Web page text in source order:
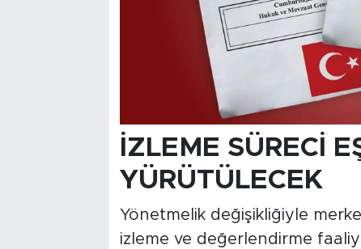
İZLEME SÜRECİ
YÜRÜTÜLECEK
Yönetmelik değişikliğiyle
izleme ve değerlendirme